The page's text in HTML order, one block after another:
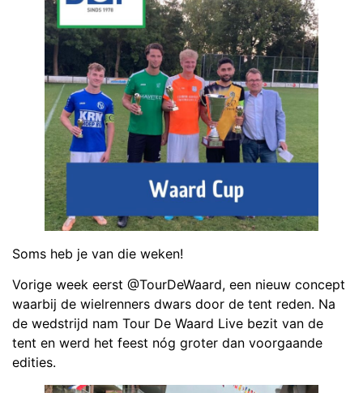
Soms heb je van die weken!
Vorige week eerst @TourDeWaard, een nieuw concept
waarbij de wielrenners dwars door de tent reden. Na
de wedstrijd nam Tour De Waard Live bezit van de
tent en werd het feest nóg groter dan voorgaande
edities.